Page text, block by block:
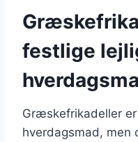
festlige
Græskefrikadeller
hverdagsmad, men